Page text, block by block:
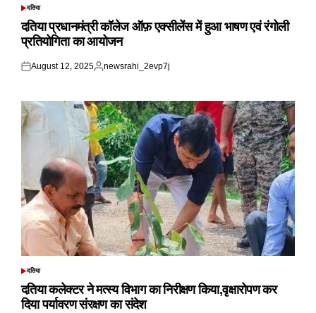
POSTED
दतिया
दतिया प्रधानमंत्री कॉलेज ऑफ़ एक्सीलेंस में हुआ भाषण एवं रंगोली
प्रतियोगिता का आयोजन
Posted
August 12, 2025
Posted
newsrahi_2evp7j
POSTED
दतिया
दतिया कलेक्टर ने मत्स्य विभाग का निरीक्षण किया,वृक्षारोपण कर
दिया पर्यावरण संरक्षण का संदेश